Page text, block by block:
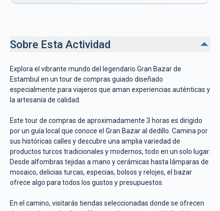
Sobre Esta Actividad
Explora el vibrante mundo del legendario Gran Bazar de
Estambul en un tour de compras guiado diseñado
especialmente para viajeros que aman experiencias auténticas y
la artesanía de calidad.
Este tour de compras de aproximadamente 3 horas es dirigido
por un guía local que conoce el Gran Bazar al dedillo. Camina por
sus históricas calles y descubre una amplia variedad de
productos turcos tradicionales y modernos, todo en un solo lugar.
Desde alfombras tejidas a mano y cerámicas hasta lámparas de
mosaico, delicias turcas, especias, bolsos y relojes, el bazar
ofrece algo para todos los gustos y presupuestos.
En el camino, visitarás tiendas seleccionadas donde se ofrecen